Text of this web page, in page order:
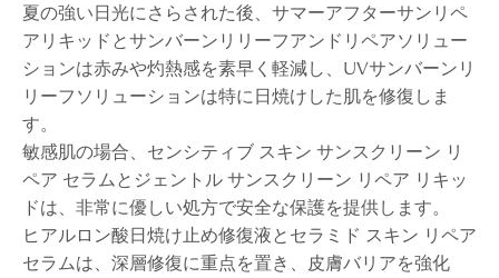
夏の強い日光にさらされた後、サマーアフターサンリペ
アリキッドとサンバーンリリーフアンドリペアソリュー
ションは赤みや灼熱感を素早く軽減し、UVサンバーンリ
リーフソリューションは特に日焼けした肌を修復しま
す。
敏感肌の場合、センシティブ スキン サンスクリーン リ
ペア セラムとジェントル サンスクリーン リペア リキッ
ドは、非常に優しい処方で安全な保護を提供します。
ヒアルロン酸日焼け止め修復液とセラミド スキン リペア
セラムは、深層修復に重点を置き、皮膚バリアを強化